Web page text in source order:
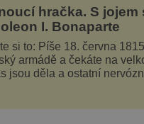
hračka. S jojem
I. Bonaparte
si to: Píše 18. června
armádě a čekáte na
jsou děla a ostatní
Hrajete si… s jojem! Zdá